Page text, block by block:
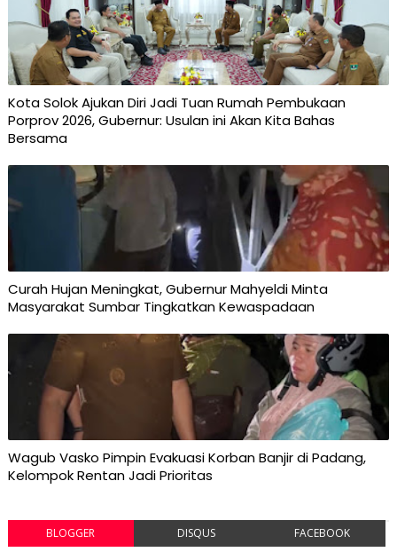
Kota Solok Ajukan Diri Jadi Tuan Rumah Pembukaan
Porprov 2026, Gubernur: Usulan ini Akan Kita Bahas
Bersama
Curah Hujan Meningkat, Gubernur Mahyeldi Minta
Masyarakat Sumbar Tingkatkan Kewaspadaan
Wagub Vasko Pimpin Evakuasi Korban Banjir di Padang,
Kelompok Rentan Jadi Prioritas
BLOGGER DISQUS FACEBOOK